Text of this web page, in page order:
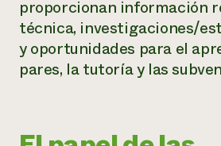
proporcionan información
técnica, investigaciones/
y oportunidades para el
pares, la tutoría y las